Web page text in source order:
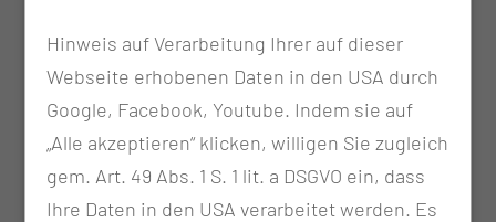
Hinweis auf Verarbeitung Ihrer auf dieser
Webseite erhobenen Daten in den USA durch
Google, Facebook, Youtube. Indem sie auf
„Alle akzeptieren“ klicken, willigen Sie zugleich
gem. Art. 49 Abs. 1 S. 1 lit. a DSGVO ein, dass
Ihre Daten in den USA verarbeitet werden. Es